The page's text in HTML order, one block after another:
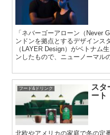
「ネバーゴーアローン（Never
ンドンを拠点とするデザインス
（LAYER Design）がベトナム
ンしたもので、ニューノーマル
フード&ドリンク
スタ
ート
北欧やアメリカの家庭で冬の定